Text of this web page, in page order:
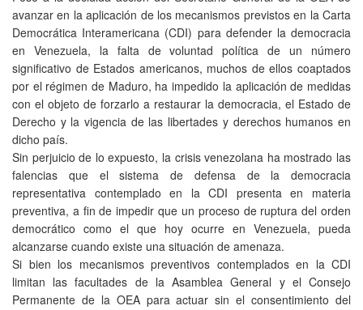
avanzar en la aplicación de los mecanismos previstos en la Carta
Democrática Interamericana (CDI) para defender la democracia
en Venezuela, la falta de voluntad política de un número
significativo de Estados americanos, muchos de ellos coaptados
por el régimen de Maduro, ha impedido la aplicación de medidas
con el objeto de forzarlo a restaurar la democracia, el Estado de
Derecho y la vigencia de las libertades y derechos humanos en
dicho país.
Sin perjuicio de lo expuesto, la crisis venezolana ha mostrado las
falencias que el sistema de defensa de la democracia
representativa contemplado en la CDI presenta en materia
preventiva, a fin de impedir que un proceso de ruptura del orden
democrático como el que hoy ocurre en Venezuela, pueda
alcanzarse cuando existe una situación de amenaza.
Si bien los mecanismos preventivos contemplados en la CDI
limitan las facultades de la Asamblea General y el Consejo
Permanente de la OEA para actuar sin el consentimiento del